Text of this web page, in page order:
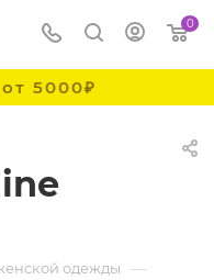
0
5000₽
одежды —